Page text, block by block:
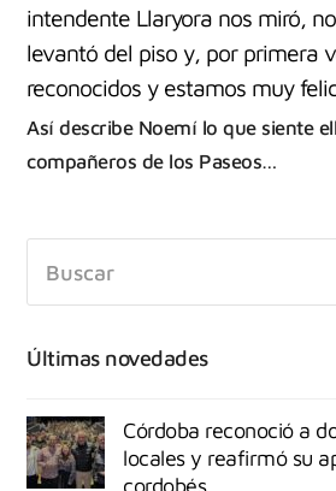
intendente Llaryora nos miró,
levantó del piso y, por primera
reconocidos y estamos muy
Así describe Noemí lo que siente
compañeros de los Paseos…
Últimas novedades
Córdoba reconoció a
locales y reafirmó su
cordobés